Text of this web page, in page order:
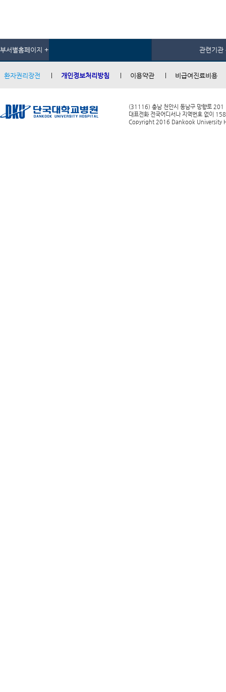
부서별홈페이지 + 관련기관
환자권리장전 개인정보처리방침 이용약관 비급여진료비용
(31116) 충남 천안시 동남구 망향로 201
대표전화 전국어디서나 지역번호 없이
Copyright 2016 Dankook University